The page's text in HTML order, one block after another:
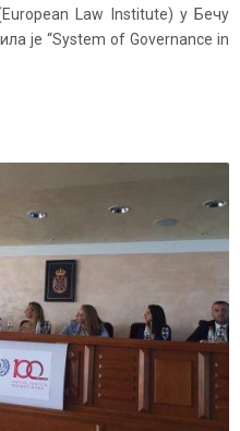
Law Institute) у Бечу
је “System of Governance in